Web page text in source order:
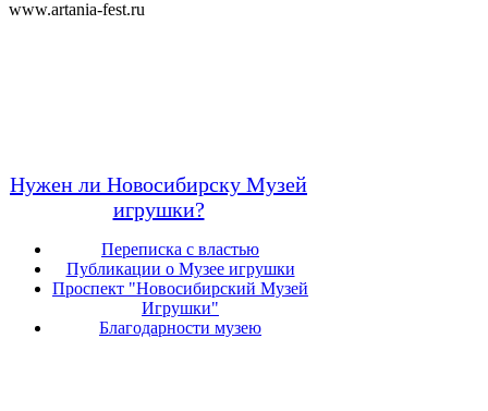
www.artania-fest.ru
Нужен ли Новосибирску Музей
игрушки?
Переписка с властью
Публикации о Музее игрушки
Проспект "Новосибирский Музей
Игрушки"
Благодарности музею